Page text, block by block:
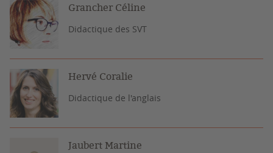
Grancher Céline
Didactique des SVT
Hervé Coralie
Didactique de l'anglais
Jaubert Martine